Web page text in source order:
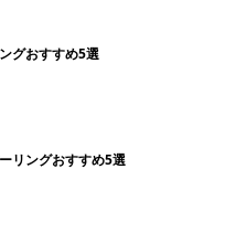
グおすすめ5選
リングおすすめ5選